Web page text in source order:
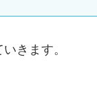
きます。